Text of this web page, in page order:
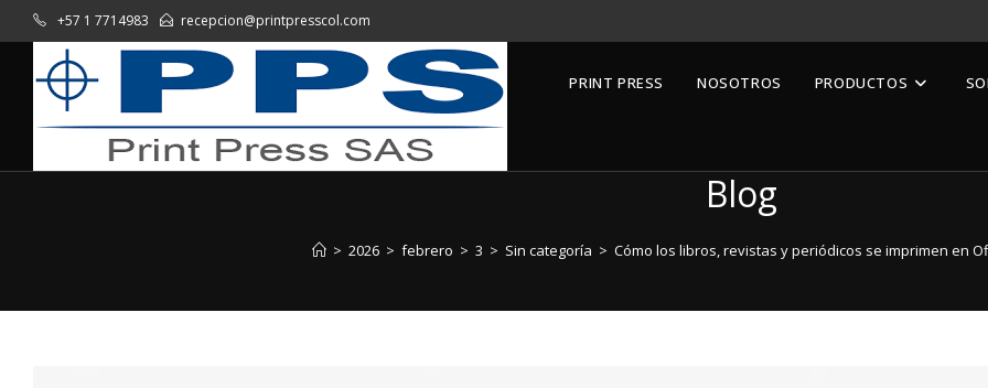
+57 1 7714983 recepcion@printpresscol.com
PRINT PRESS NOSOTROS PRODUCTOS
Blog
> 2026 > febrero > 3 > Sin categoría > Cómo los libros, revistas y periódicos se imprimen en